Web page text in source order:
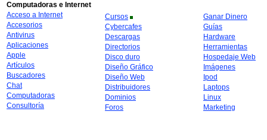
Computadoras e Internet
Acceso a Internet
Accesorios
Antivirus
Aplicaciones
Apple
Artículos
Buscadores
Chat
Computadoras
Consultoría
Cursos
Cybercafes
Descargas
Directorios
Disco duro
Diseño Gráfico
Diseño Web
Distribuidores
Dominios
Foros
Ganar Dinero
Guías
Hardware
Herramientas
Hospedaje Web
Imágenes
Ipod
Laptops
Linux
Marketing